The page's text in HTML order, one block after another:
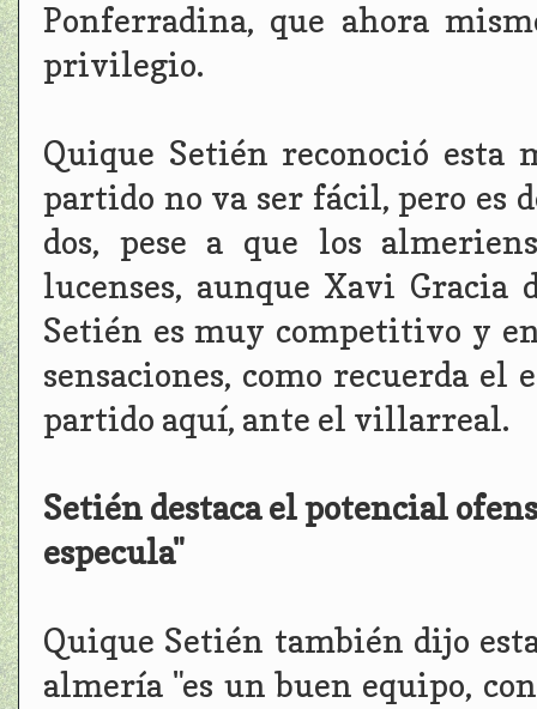
Ponferradina, que ahora
privilegio.
Quique Setién reconoció esta
partido no va ser fácil, pero es
dos, pese a que los
lucenses, aunque Xavi Gracia
Setién es muy competitivo y
sensaciones, como recuerda
partido aquí, ante el villarreal.
Setién destaca el potencial
especula"
Quique Setién también dijo
almería "es un buen equipo,